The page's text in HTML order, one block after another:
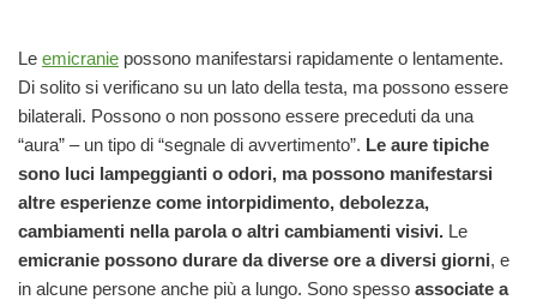
Le emicranie possono manifestarsi rapidamente o lentamente.
Di solito si verificano su un lato della testa, ma possono essere
bilaterali. Possono o non possono essere preceduti da una
“aura” – un tipo di “segnale di avvertimento”. Le aure tipiche
sono luci lampeggianti o odori, ma possono manifestarsi
altre esperienze come intorpidimento, debolezza,
cambiamenti nella parola o altri cambiamenti visivi. Le
emicranie possono durare da diverse ore a diversi giorni, e
in alcune persone anche più a lungo. Sono spesso associate a